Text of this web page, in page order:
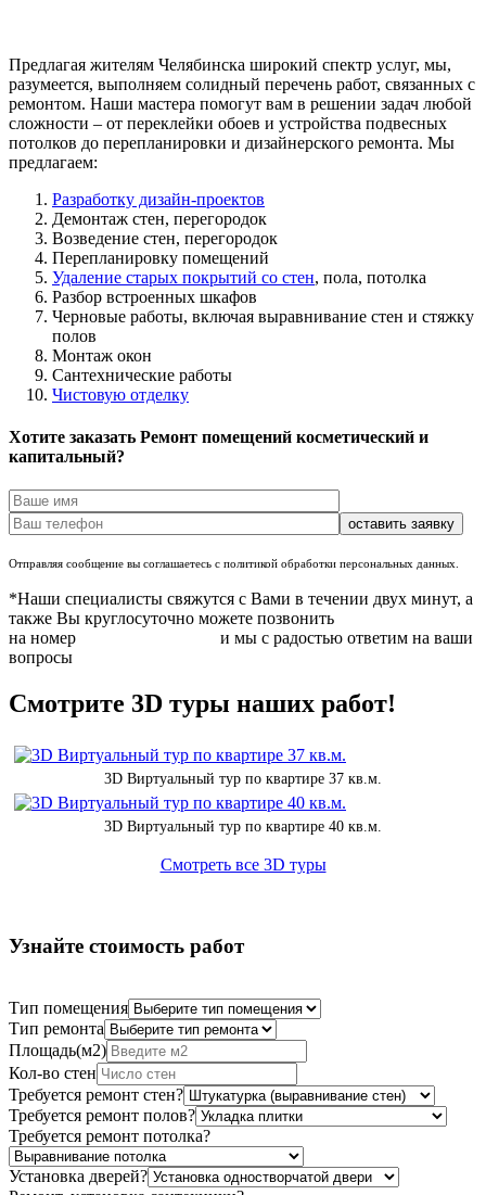
Предлагая жителям Челябинска широкий спектр услуг, мы,
разумеется, выполняем солидный перечень работ, связанных с
ремонтом. Наши мастера помогут вам в решении задач любой
сложности – от переклейки обоев и устройства подвесных
потолков до перепланировки и дизайнерского ремонта. Мы
предлагаем:
Разработку дизайн-проектов
Демонтаж стен, перегородок
Возведение стен, перегородок
Перепланировку помещений
Удаление старых покрытий со стен, пола, потолка
Разбор встроенных шкафов
Черновые работы, включая выравнивание стен и стяжку
полов
Монтаж окон
Сантехнические работы
Чистовую отделку
Хотите заказать Ремонт помещений косметический и
капитальный?
Отправляя сообщение вы соглашаетесь с политикой обработки персональных данных.
*Наши специалисты свяжутся с Вами в течении двух минут, а
также Вы круглосуточно можете позвонить
на номер
и мы с радостью ответим на ваши
вопросы
Смотрите 3D туры наших работ!
3D Виртуальный тур по квартире 37 кв.м.
3D Виртуальный тур по квартире 40 кв.м.
Смотреть все 3D туры
Узнайте стоимость работ
Тип помещения
Тип ремонта
Площадь(м2)
Кол-во стен
Требуется ремонт стен?
Требуется ремонт полов?
Требуется ремонт потолка?
Установка дверей?